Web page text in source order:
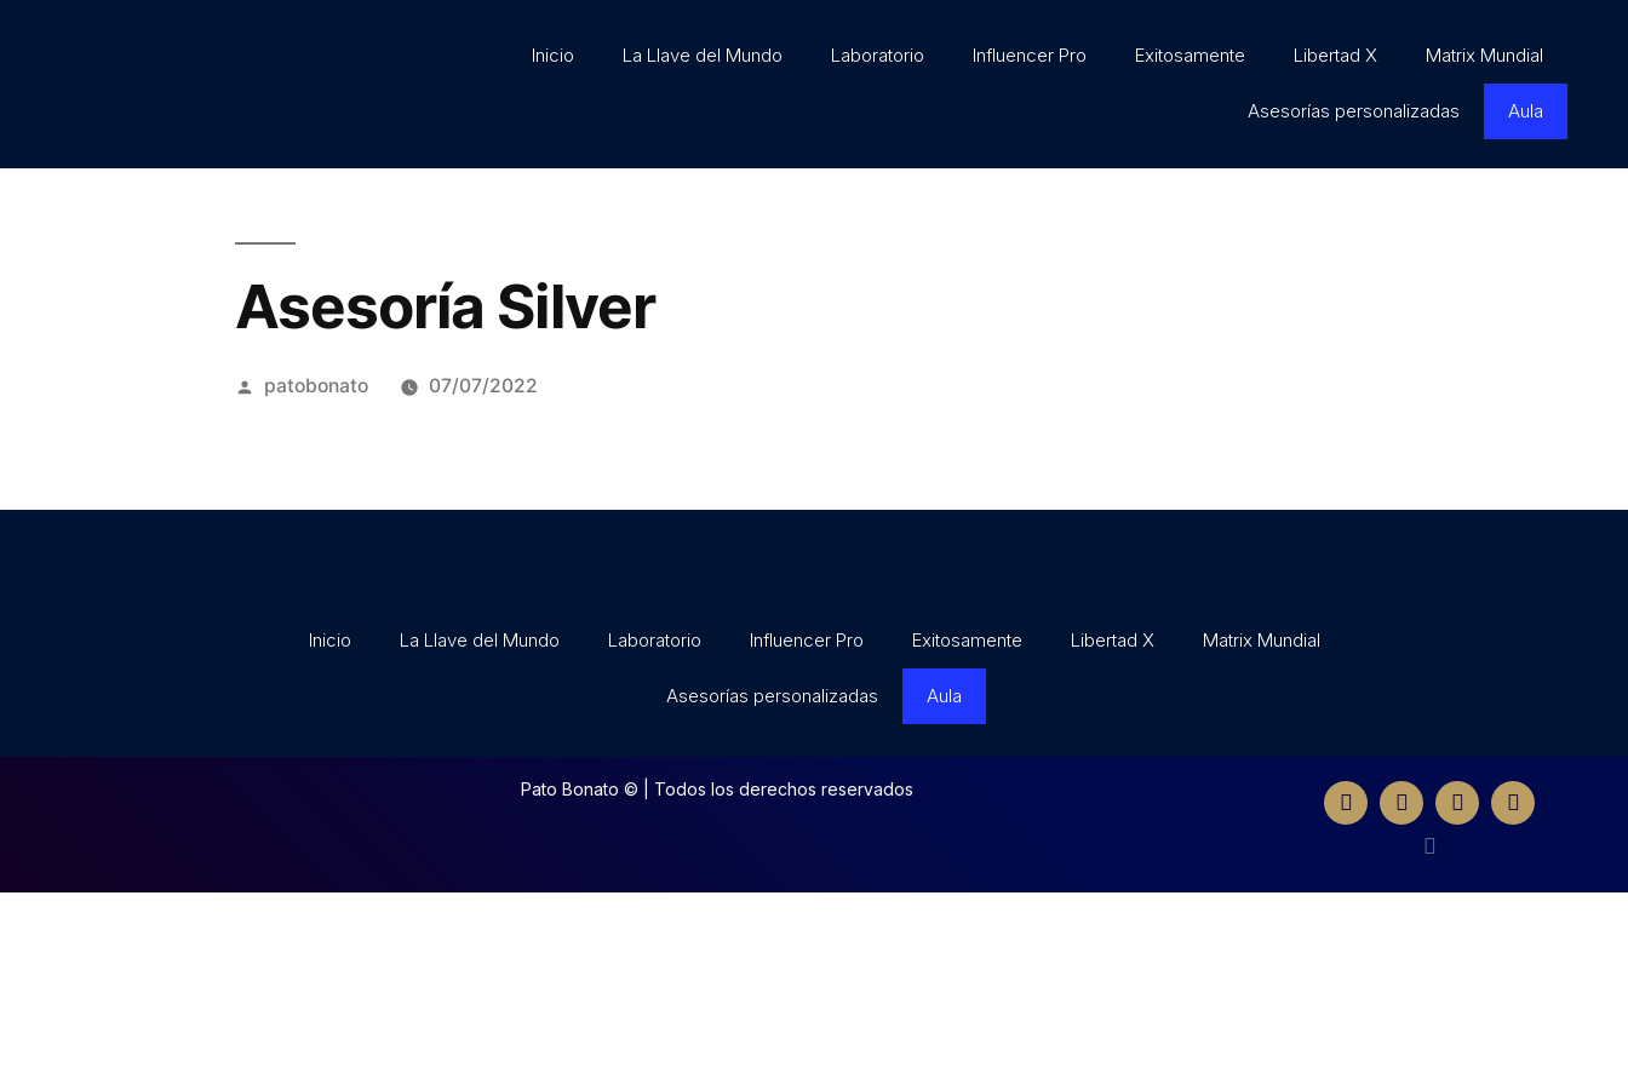
Inicio La Llave del Mundo Laboratorio Influencer Pro Exitosamente Libertad X Matrix Mundial
Asesorías personalizadas Aula
Asesoría Silver
patobonato 07/07/2022
Inicio La Llave del Mundo Laboratorio Influencer Pro Exitosamente Libertad X Matrix Mundial
Asesorías personalizadas Aula
Pato Bonato © | Todos los derechos reservados